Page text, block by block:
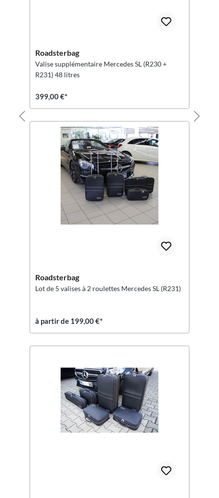
Roadsterbag
Valise supplémentaire Mercedes SL (R230 +
R231) 48 litres
399,00 €*
Roadsterbag
Lot de 5 valises à 2 roulettes Mercedes SL (R231)
à partir de 199,00 €*